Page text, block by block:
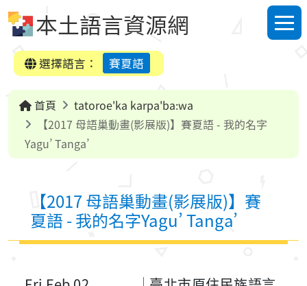
本土語言資源網
選單
選擇語言：
賽夏語
首頁
tatoroe'ka karpa'ba:wa
【2017 母語巢動畫(影展版)】賽夏語 - 我的名字
Yagu’ Tanga’
【2017 母語巢動畫(影展版)】賽
夏語 - 我的名字Yagu’ Tanga’